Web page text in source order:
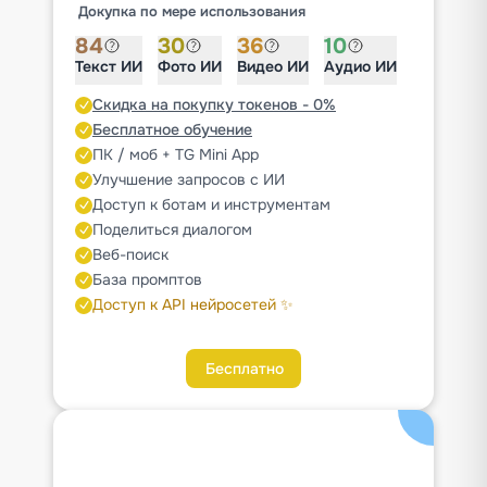
Докупка по мере использования
84
Текст ИИ
30
Фото ИИ
36
Видео ИИ
10
Аудио ИИ
Скидка на покупку токенов - 0%
Бесплатное обучение
ПК / моб + TG Mini App
Улучшение запросов с ИИ
Доступ к ботам и инструментам
Поделиться диалогом
Веб-поиск
База промптов
Доступ к API нейросетей ✨
Бесплатно